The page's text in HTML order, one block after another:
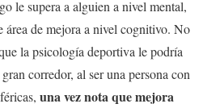
le supera a alguien a nivel mental,
área de mejora a nivel cognitivo. No
la psicología deportiva le podría
corredor, al ser una persona con
una vez nota que mejora